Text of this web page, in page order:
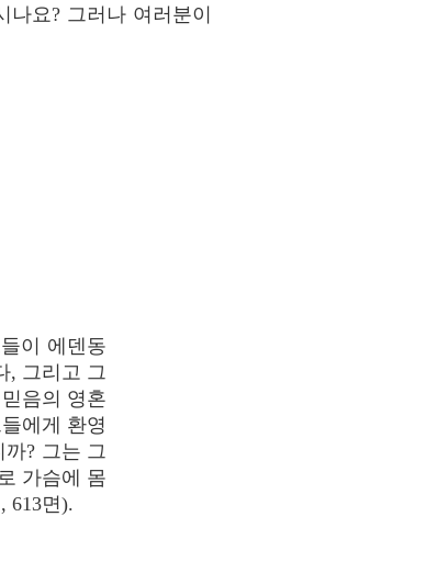
요? 그러나 여러분이
이 에덴동
, 그리고 그
음의 영혼
에게 환영
? 그는 그
가슴에 몸
613면).